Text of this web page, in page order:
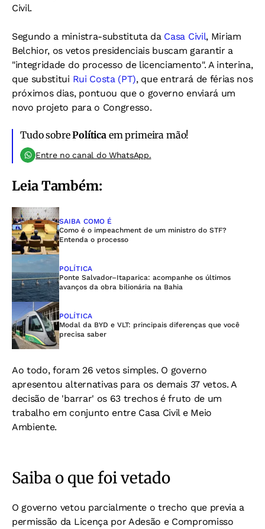
Civil.
Segundo a ministra-substituta da Casa Civil, Miriam
Belchior, os vetos presidenciais buscam garantir a
"integridade do processo de licenciamento". A interina,
que substitui Rui Costa (PT), que entrará de férias nos
próximos dias, pontuou que o governo enviará um
novo projeto para o Congresso.
Tudo sobrePolítica em primeira mão!
Entre no canal do WhatsApp.
Leia Também:
SAIBA COMO É
Como é o impeachment de um ministro do STF?
Entenda o processo
POLÍTICA
Ponte Salvador–Itaparica: acompanhe os últimos
avanços da obra bilionária na Bahia
POLÍTICA
Modal da BYD e VLT: principais diferenças que você
precisa saber
Ao todo, foram 26 vetos simples. O governo
apresentou alternativas para os demais 37 vetos. A
decisão de 'barrar' os 63 trechos é fruto de um
trabalho em conjunto entre Casa Civil e Meio
Ambiente.
Saiba o que foi vetado
O governo vetou parcialmente o trecho que previa a
permissão da Licença por Adesão e Compromisso